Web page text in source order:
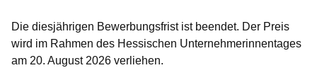
Die diesjährigen Bewerbungsfrist ist beendet. Der Preis
wird im Rahmen des Hessischen Unternehmerinnentages
am 20. August 2026 verliehen.